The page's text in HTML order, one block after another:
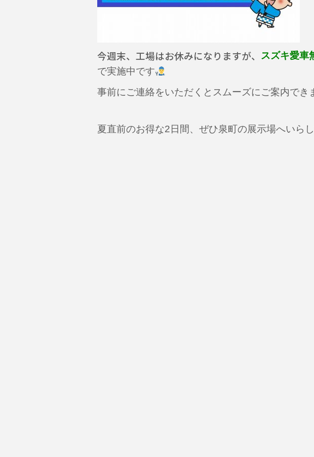
今週末、工場はお休みになりますが、 スズキ愛車
で実施中です
事前にご連絡をいただくとスムーズにご案内でき
夏直前のお得な2日間、ぜひ泉町の展示場へいら